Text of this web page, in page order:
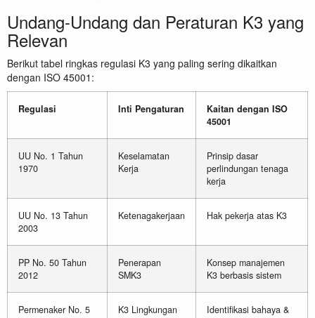
Undang-Undang dan Peraturan K3 yang
Relevan
Berikut tabel ringkas regulasi K3 yang paling sering dikaitkan
dengan ISO 45001:
Regulasi Inti Pengaturan
Kaitan dengan ISO
45001
UU No. 1 Tahun
1970
Keselamatan
Kerja
Prinsip dasar
perlindungan tenaga
kerja
UU No. 13 Tahun
2003
Ketenagakerjaan Hak pekerja atas K3
PP No. 50 Tahun
2012
Penerapan
SMK3
Konsep manajemen
K3 berbasis sistem
Permenaker No. 5
K3 Lingkungan
Identifikasi bahaya &